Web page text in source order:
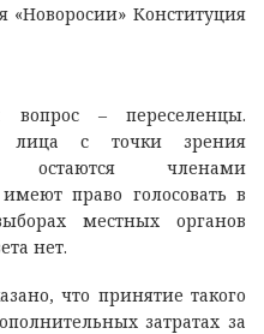
«Новоросии» Конституция
– переселенцы.
лица с точки зрения
остаются членами
право голосовать в
местных органов
нет.
что принятие такого
затратах за